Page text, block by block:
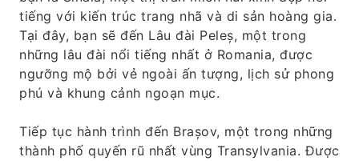
tiếng với kiến ​​trúc trang nhã và di sản hoàng gia.
Tại đây, bạn sẽ đến Lâu đài Peleș, một trong
những lâu đài nổi tiếng nhất ở Romania, được
ngưỡng mộ bởi vẻ ngoài ấn tượng, lịch sử phong
phú và khung cảnh ngoạn mục.
Tiếp tục hành trình đến Brașov, một trong những
thành phố quyến rũ nhất vùng Transylvania. Được